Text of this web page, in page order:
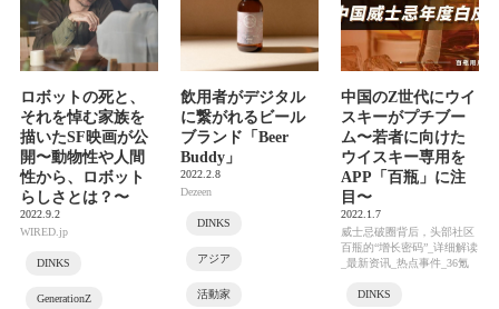
ロボットの死と、
それを悼む家族を
描いたSF映画が公
開〜動物性や人間
性から、ロボット
らしさとは？〜
2022.9.2
WIRED.jp
DINKS
GenerationZ
飲用者がデジタル
に繋がれるビール
ブランド「Beer
Buddy」
2022.2.8
Dezeen
DINKS
アジア
活動家
中国のZ世代にウイ
スキーがプチブー
ム〜若者に向けた
ウイスキー専用を
APP「百瓶」に注
目〜
2022.1.7
威士忌破圈背后，头部社区
百瓶的“增长密码”_详细解读
_最新资讯_热点事件_36氪
DINKS